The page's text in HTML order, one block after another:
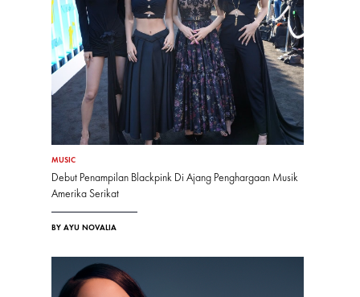
MUSIC
Debut Penampilan Blackpink Di Ajang Penghargaan Musik
Amerika Serikat
BY AYU NOVALIA